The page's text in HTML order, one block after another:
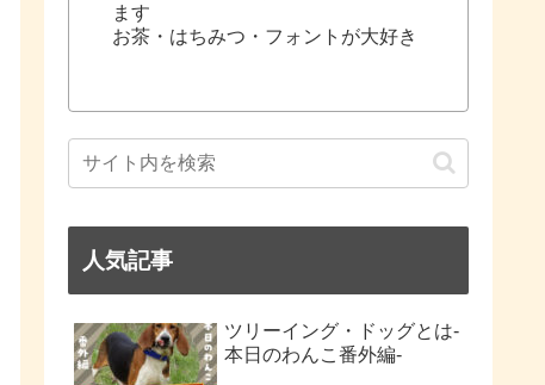
ます
お茶・はちみつ・フォントが大好き
人気記事
ツリーイング・ドッグとは-
本日のわんこ番外編-